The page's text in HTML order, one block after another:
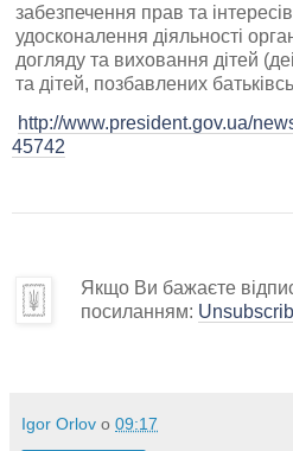
забезпечення прав та
удосконалення діяльності
догляду та виховання дітей
та дітей, позбавлених
http://www.president.gov.ua/
45742
Якщо Ви бажаєте
посиланням:
Igor Orlov о 09:17